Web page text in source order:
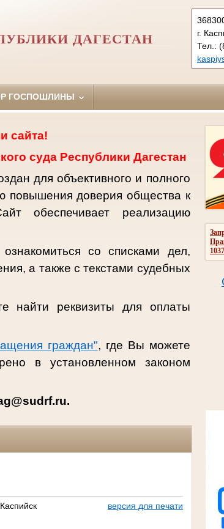
г.
Тел.:
ДАГЕСТАН
ГОСПОШЛИНЫ
1037
сайта!
суда Республики Дагестан
для объективного и полного
повышения доверия общества к
обеспечивает реализацию
со списками дел,
а также с текстами судебных
найти реквизиты для оплаты
граждан", где Вы можете
в установленном законом
версия для печати